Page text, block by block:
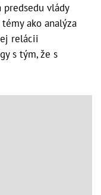
predsedu vlády
ako analýza
relácii
s tým, že s